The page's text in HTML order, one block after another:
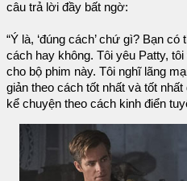
câu trả lời đầy bất ngờ:
“Ý là, ‘đúng cách’ chứ gì? Bạn
cách hay không. Tôi yêu Patty,
cho bộ phim này. Tôi nghĩ lãng
giản theo cách tốt nhất và tốt
kể chuyện theo cách kinh điển